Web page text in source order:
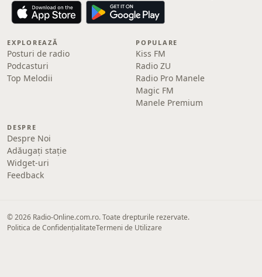
EXPLOREAZĂ
Posturi de radio
Podcasturi
Top Melodii
POPULARE
Kiss FM
Radio ZU
Radio Pro Manele
Magic FM
Manele Premium
DESPRE
Despre Noi
Adăugați stație
Widget-uri
Feedback
© 2026 Radio-Online.com.ro. Toate drepturile rezervate.
Politica de ConfidențialitateTermeni de Utilizare